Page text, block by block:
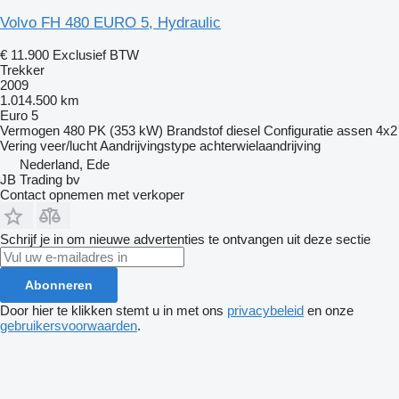
Volvo FH 480 EURO 5, Hydraulic
€ 11.900 Exclusief BTW
Trekker
2009
1.014.500 km
Euro 5
Vermogen 480 PK (353 kW) Brandstof diesel Configuratie assen 4x2
Vering veer/luchtAandrijvingstype achterwielaandrijving
Nederland, Ede
JB Trading bv
Contact opnemen met verkoper
Schrijf je in om nieuwe advertenties te ontvangen uit deze sectie
Abonneren
Door hier te klikken stemt u in met ons privacybeleid en onze
gebruikersvoorwaarden.